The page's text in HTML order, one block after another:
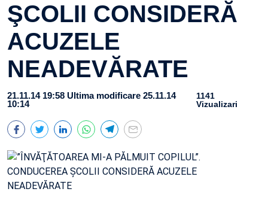
ŞCOLII CONSIDERĂ
ACUZELE
NEADEVĂRATE
21.11.14 19:58 Ultima modificare 25.11.14
10:14
1141
Vizualizari